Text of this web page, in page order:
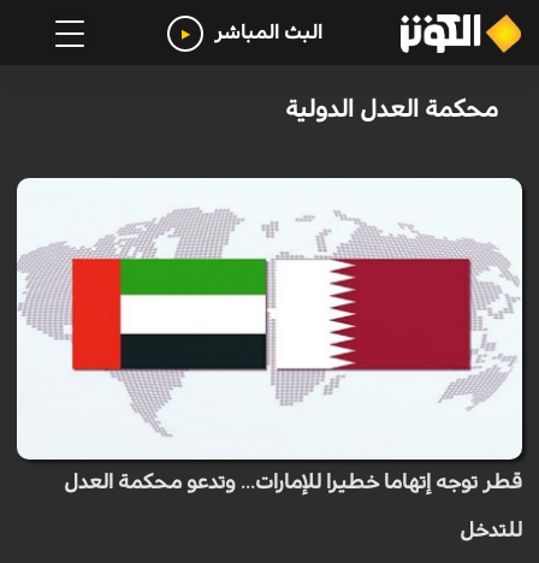
البث المباشر
محكمة العدل الدولية
قطر توجه إتهاما خطيرا للإمارات... وتدعو محكمة العدل
للتدخل